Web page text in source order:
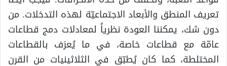
تعريف المنطق والأبعاد الاجتماعيّة لهذه التدخلات. من
دون شك، يمكننا العودة نظرياً لمعادلات دمج قطاعات
عامّة مع قطاعات خاصة، في ما يُعرَف بالقطاعات
المختلطة، كما كان يُطبّق في الثلاثينيات من القرن